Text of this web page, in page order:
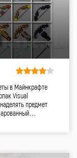
в Майнкрафте
Visual
предмет